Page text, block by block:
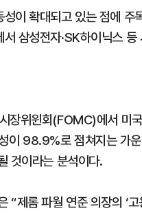
이 확대되고 있는 점에
삼성전자·SK하이닉스
장위윈회(FOMC)에서 미
98.9%로 점쳐지는 가
것이라는 분석이다.
“제롬 파월 연준 의장의 ‘